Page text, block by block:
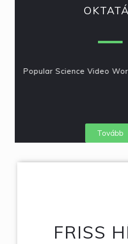
Popular Science Video
Tovább
FRISS